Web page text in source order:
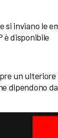
si inviano le
è disponibile
un
dipendono